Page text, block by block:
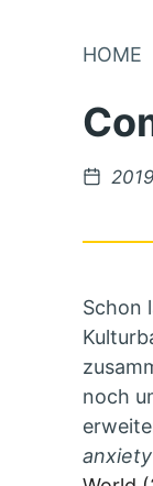
Skip
HOME
Schon
noch
anxiety